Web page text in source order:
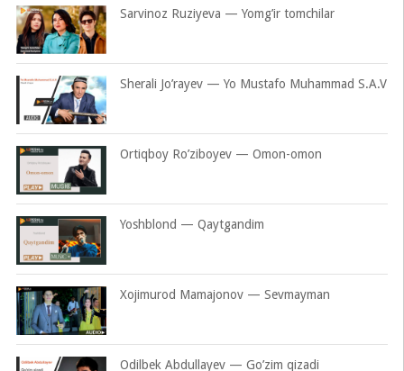
Sarvinoz Ruziyeva — Yomg’ir tomchilar
Sherali Jo’rayev — Yo Mustafo Muhammad S.A.V
Ortiqboy Ro’ziboyev — Omon-omon
Yoshblond — Qaytgandim
Xojimurod Mamajonov — Sevmayman
Odilbek Abdullayev — Go’zim qizadi